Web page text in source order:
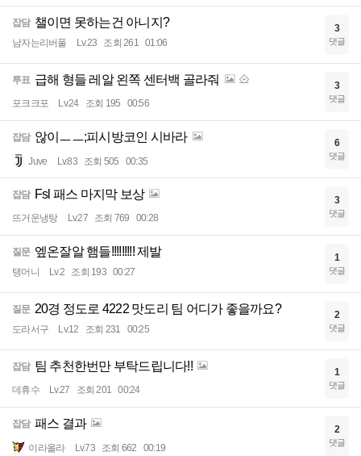
잡담 챌이면 못하는건 아니지?
남자는리버풀 Lv.23 조회 261 01:06
3
댓글
투표 급해 형들 레알 왼쪽 센터백 골라줘
포크크포 Lv.24 조회 195 00:56
3
댓글
잡담 않이ㅡㅡ;피시방코인 시바라
Juve Lv.83 조회 505 00:35
6
댓글
잡담 Fsl 패스 마지막 보상
뜨거운냉탕 Lv.27 조회 769 00:28
3
댓글
질문 엪온잘알 햄들!!!!!!!!! 제발
탱머니 Lv.2 조회 193 00:27
1
댓글
질문 20경 정도로 4222 맛도리 팀 어디가 좋을까요?
도라서구 Lv.12 조회 231 00:25
2
댓글
잡담 팀 추천한번만 부탁드립니다!!
데휴수 Lv.27 조회 201 00:24
1
댓글
잡담 패스 결과
이라올라 Lv.73 조회 662 00:19
2
댓글